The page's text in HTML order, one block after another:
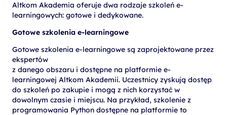
Altkom Akademia oferuje dwa rodzaje szkoleń e-
learningowych: gotowe i dedykowane.
Gotowe szkolenia e-learningowe
Gotowe szkolenia e-learningowe są zaprojektowane przez
ekspertów
z danego obszaru i dostępne na platformie e-
learningowej Altkom Akademii. Uczestnicy zyskują dostęp
do szkoleń po zakupie i mogą z nich korzystać w
dowolnym czasie i miejscu. Na przykład, szkolenie z
programowania Python dostępne na platformie to